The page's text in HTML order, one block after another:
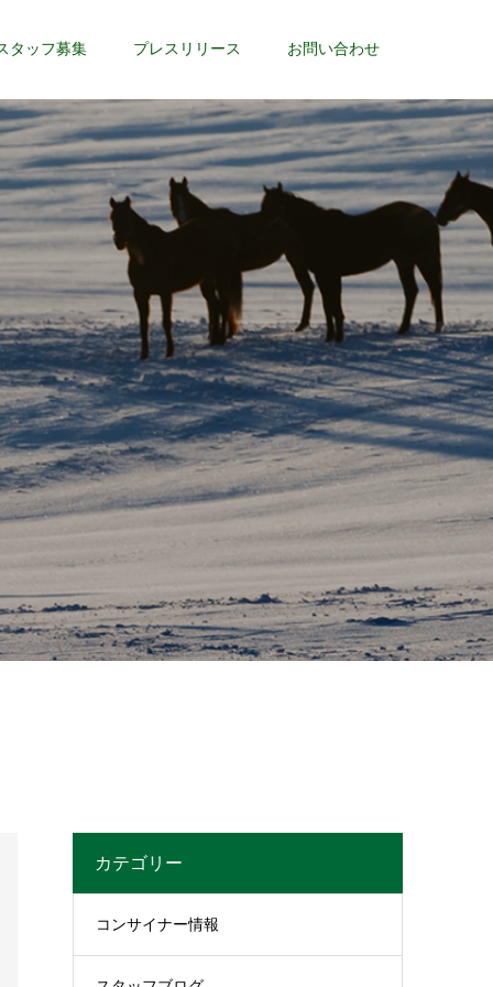
タッフ募集 プレスリリース お問い合わせ
カテゴリー
コンサイナー情報